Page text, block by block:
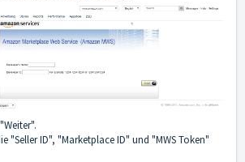
"Seller ID", "Marketplace ID" und "MWS Token"